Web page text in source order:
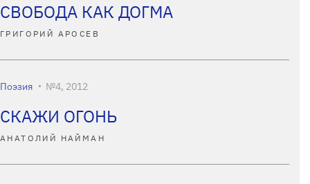
СВОБОДА КАК ДОГМА
ГРИГОРИЙ АРОСЕВ
Поэзия №4, 2012
СКАЖИ ОГОНЬ
АНАТОЛИЙ НАЙМАН